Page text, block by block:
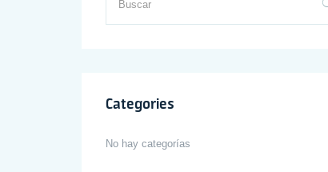
Categories
No hay categorías